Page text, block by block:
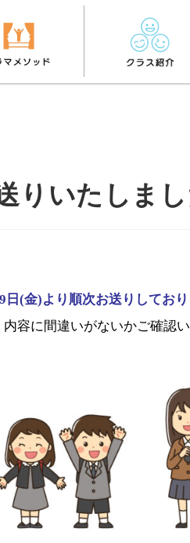
りいたしま
日(金)より順次お送りしてお
容に間違いがないかご確認